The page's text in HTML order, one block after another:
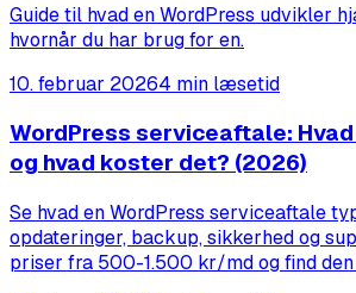
Guide til hvad en WordPress udvikler
hvornår du har brug for en.
10. februar 20264 min læsetid
WordPress serviceaftale:
og hvad koster det? (2026)
Se hvad en WordPress serviceaftale
opdateringer, backup, sikkerhed og
priser fra 500-1.500 kr/md og find